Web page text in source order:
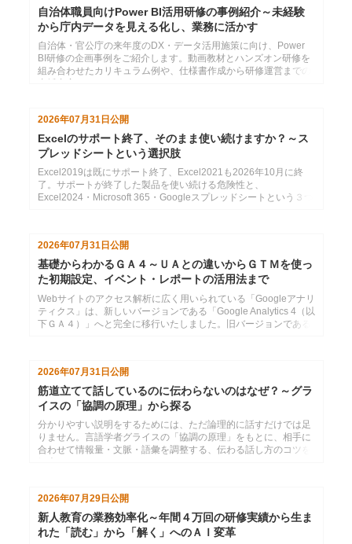
自治体職員向けPower BI活用研修の事例紹介～未経験
から庁内データを見える化し、業務に活かす
自治体・官公庁の来年度のDX・データ活用施策に向け、Power
BI研修の企画事例をご紹介します。動画教材とハンズオン研修を
組み合わせたカリキュラム例や、仕様書作成から研修運営までの
2026年07月31日公開
Excelのサポート終了、そのまま使い続けますか？～ス
プレッドシートという選択肢
Excel2019は既にサポート終了、Excel2021も2026年10月に終
了。サポートが終了した製品を使い続ける危険性と、
Excel2024・Microsoft 365・Googleスプレッドシートという３つ
2026年07月31日 公開
基礎からわかるＧＡ４～ＵＡとの違いからＧＴＭを使っ
た初期設定、イベント・レポートの活用法まで
Webサイトのアクセス解析に広く用いられている「Googleアナリ
ティクス」は、新しいバージョンである「Google Analytics 4（以
下ＧＡ４）」へと完全に移行いたしました。旧バージョンである
2026年07月31日 公開
筋道立てて話しているのに伝わらないのはなぜ？～グラ
イスの「協調の原理」から探る
分かりやすい説明をするためには、ただ論理的に話すだけでは足
りません。言語学者グライスの「協調の原理」をもとに、相手に
合わせて情報量・文脈・語彙を調整する、伝わる話し方のコツを
2026年07月29日公開
新人教育の業務効率化～年間４万回の研修実績から生ま
れた「読む」から「解く」へのＡＩ変革